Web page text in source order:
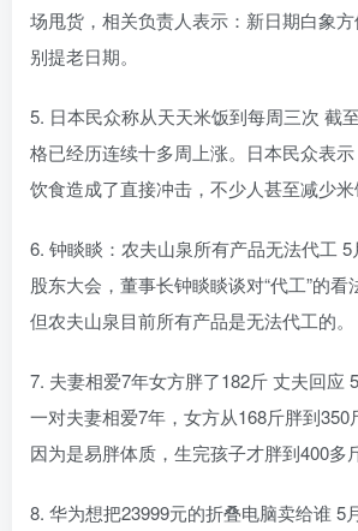
场甩货，相关负责人表示：新日期白象
别提老日期。
5. 日本民众称从天天米饭到每周三次 截
格已经历连续十多周上涨。日本民众表
饮食造成了直接冲击，不少人甚至减少米
6. 钟睒睒：农夫山泉所有产品无法代工 5
股东大会，董事长钟睒睒谈对“代工”的看
但农夫山泉目前所有产品是无法代工的。
7. 夫妻相爱7年女方胖了182斤 丈夫回应
一对夫妻相爱7年，女方从168斤胖到350
因为是易胖体质，生完孩子才胖到400多斤
8. 华为想把23999元的折叠电脑卖给谁 5